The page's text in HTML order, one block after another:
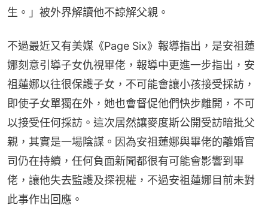
生。」被外界解讀他不諒解父親。
不過最近又有美媒《Page Six》報導指出，是安祖蓮
娜刻意引導子女仇視畢佬，報導中更進一步指出，安
祖蓮娜以往很保護子女，不可能會讓小孩接受採訪，
即使子女單獨在外，她也會督促他們快步離開，不可
以接受任何採訪。這次居然讓麥度斯公開受訪暗批父
親，其實是一場陰謀。因為安祖蓮娜與畢佬的離婚官
司仍在持續，任何負面新聞都很有可能會影響到畢
佬，讓他失去監護及探視權，不過安祖蓮娜目前未對
此事作出回應。